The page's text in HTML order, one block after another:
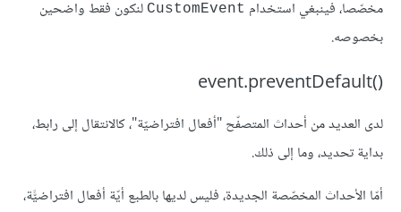
مخصّصا، فينبغي استخدام CustomEvent لنكون فقط واضحين
بخصوصه.
()event.preventDefault
لدى العديد من أحداث المتصفّح "أفعال افتراضيّة"، كالانتقال إلى رابط،
بداية تحديد، وما إلى ذلك.
أمّا الأحداث المخصّصة الجديدة، فليس لديها بالطبع أيّة أفعال افتراضيًّة،